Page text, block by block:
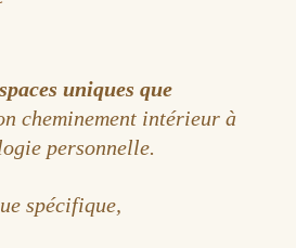
uniques que
cheminement intérieur à
personnelle.
spécifique,